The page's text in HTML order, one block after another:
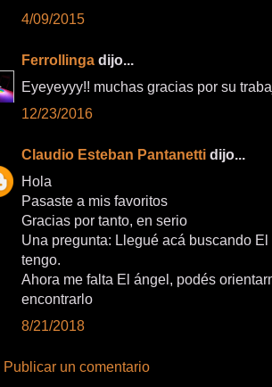
4/09/2015
Ferrollinga dijo...
Eyeyeyyy!! muchas gracias por su
12/23/2016
Claudio Esteban Pantanetti dijo...
Hola
Pasaste a mis favoritos
Gracias por tanto, en serio
Una pregunta: Llegué acá buscando
tengo.
Ahora me falta El ángel, podés
encontrarlo
8/21/2018
Publicar un comentario